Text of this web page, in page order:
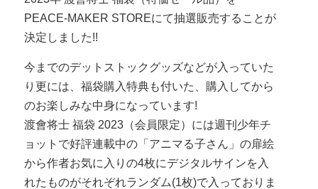
PEACE-MAKER STOREにて抽選販売することが
決定しました!!
今までのデットストックグッズなどが入っていた
り更には、福袋購入特典も付いた、購入してから
のお楽しみな中身になっています!
渡會将士 福袋 2023（会員限定）には週刊少年チ
ョットで好評連載中の「アニマる子さん」の扉絵
から作者お気に入りの4枚にデジタルサインを入
れたものがそれぞれランダム(1枚)で入っておりま